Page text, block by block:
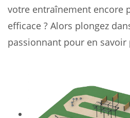
votre entraînement encore
efficace ? Alors plongez
passionnant pour en savoir